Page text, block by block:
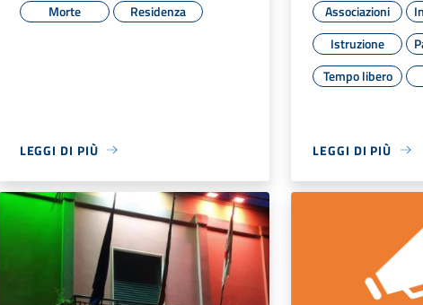
Morte Residenza
LEGGI DI PIÙ
Associazioni
Istruzione
Tempo libero
LEGGI DI PIÙ